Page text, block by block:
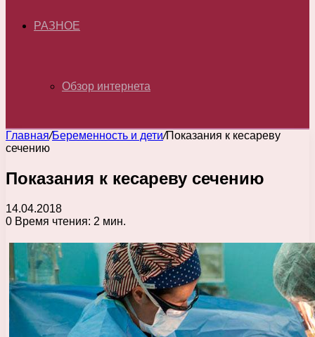
РАЗНОЕ
Обзор интернета
Главная/Беременность и дети/Показания к кесареву
сечению
Показания к кесареву сечению
14.04.2018
0 Время чтения: 2 мин.